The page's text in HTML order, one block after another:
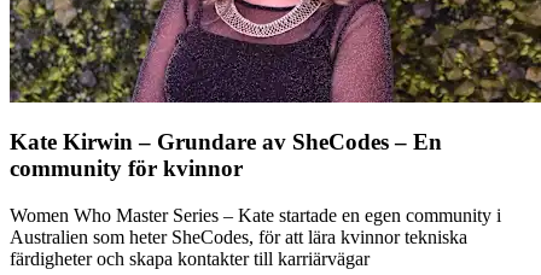
Kate Kirwin – Grundare av SheCodes – En
community för kvinnor
Women Who Master Series – Kate startade en egen community i
Australien som heter SheCodes, för att lära kvinnor tekniska
färdigheter och skapa kontakter till karriärvägar